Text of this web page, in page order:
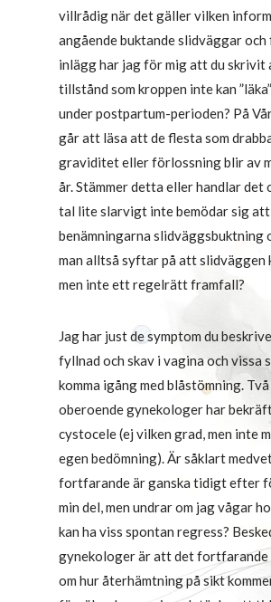
villrådig när det gäller vilken
angående buktande slidväggar
inlägg har jag för mig att du
tillstånd som kroppen inte kan
under postpartum-perioden? På
går att läsa att de flesta som
graviditet eller förlossning blir av
år. Stämmer detta eller handlar det
tal lite slarvigt inte bemödar sig att
benämningarna slidväggsbuktning
man alltså syftar på att slidväggen
men inte ett regelrätt framfall?
Jag har just de symptom du
fyllnad och skav i vagina och vissa
komma igång med blåstömning.
oberoende gynekologer har
cystocele (ej vilken grad, men inte
egen bedömning). Är såklart
fortfarande är ganska tidigt efter
min del, men undrar om jag vågar
kan ha viss spontan regress?
gynekologer är att det
om hur återhämtning på sikt